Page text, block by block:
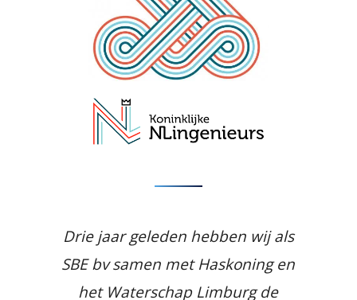
Drie jaar geleden hebben wij als
SBE bv samen met Haskoning en
het Waterschap Limburgde